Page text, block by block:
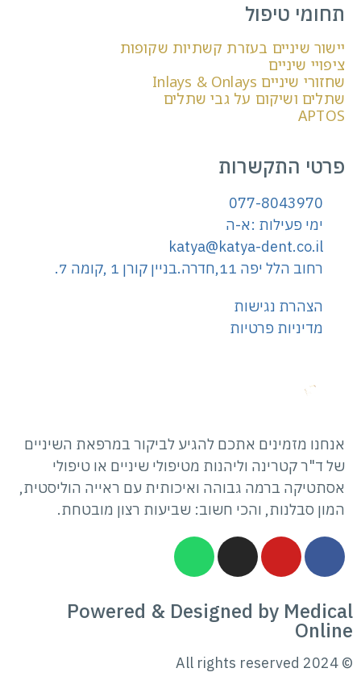
תחומי טיפול
יישור שיניים בעזרת קשתיות שקופות
ציפויי שיניים
שחזורי שיניים Inlays & Onlays
שתלים ושיקום על גבי שתלים
APTOS
פרטי התקשרות
077-8043970
ימי פעילות :א-ה
katya@katya-dent.co.il
רחוב הלל יפה 11,חדרה.בניין קורן 1 ,קומה 7.
הצהרת נגישות
מדיניות פרטיות
אנחנו מזמינים אתכם להגיע לביקור במרפאת השיניים
של ד"ר קטרינה וליהנות מטיפולי שיניים או טיפולי
אסתטיקה ברמה גבוהה ואיכותית עם ראייה הוליסטית,
המון סבלנות, והכי חשוב: שביעות רצון מובטחת.
© 2024 All rights reserved
Powered & Designed by Medical
Online